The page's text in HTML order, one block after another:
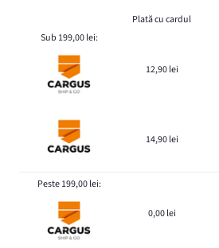
Plată cu cardul
Sub 199,00 lei:
12,90 lei
14,90 lei
Peste 199,00 lei:
0,00 lei